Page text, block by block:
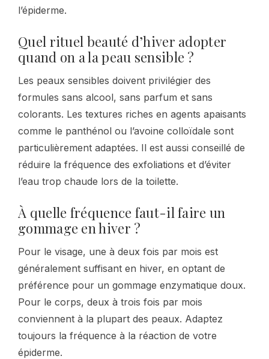
l’épiderme.
Quel rituel beauté d’hiver adopter
quand on a la peau sensible ?
Les peaux sensibles doivent privilégier des
formules sans alcool, sans parfum et sans
colorants. Les textures riches en agents apaisants
comme le panthénol ou l’avoine colloïdale sont
particulièrement adaptées. Il est aussi conseillé de
réduire la fréquence des exfoliations et d’éviter
l’eau trop chaude lors de la toilette.
À quelle fréquence faut-il faire un
gommage en hiver ?
Pour le visage, une à deux fois par mois est
généralement suffisant en hiver, en optant de
préférence pour un gommage enzymatique doux.
Pour le corps, deux à trois fois par mois
conviennent à la plupart des peaux. Adaptez
toujours la fréquence à la réaction de votre
épiderme.